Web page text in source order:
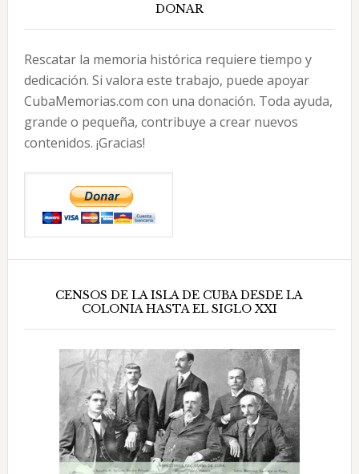
DONAR
Rescatar la memoria histórica requiere tiempo y
dedicación. Si valora este trabajo, puede apoyar
CubaMemorias.com con una donación. Toda ayuda,
grande o pequeña, contribuye a crear nuevos
contenidos. ¡Gracias!
CENSOS DE LA ISLA DE CUBA DESDE LA
COLONIA HASTA EL SIGLO XXI